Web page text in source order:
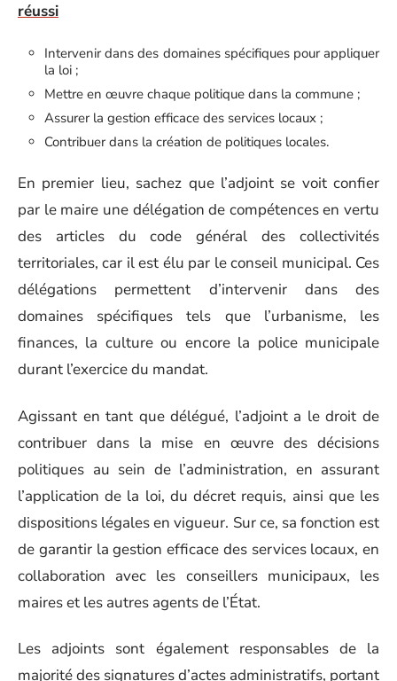
réussi
Intervenir dans des domaines spécifiques pour appliquer
la loi ;
Mettre en œuvre chaque politique dans la commune ;
Assurer la gestion efficace des services locaux ;
Contribuer dans la création de politiques locales.
En premier lieu, sachez que l’adjoint se voit confier
par le maire une délégation de compétences en vertu
des articles du code général des collectivités
territoriales, car il est élu par le conseil municipal. Ces
délégations permettent d’intervenir dans des
domaines spécifiques tels que l’urbanisme, les
finances, la culture ou encore la police municipale
durant l’exercice du mandat.
Agissant en tant que délégué, l’adjoint a le droit de
contribuer dans la mise en œuvre des décisions
politiques au sein de l’administration, en assurant
l’application de la loi, du décret requis, ainsi que les
dispositions légales en vigueur. Sur ce, sa fonction est
de garantir la gestion efficace des services locaux, en
collaboration avec les conseillers municipaux, les
maires et les autres agents de l’État.
Les adjoints sont également responsables de la
majorité des signatures d’actes administratifs, portant